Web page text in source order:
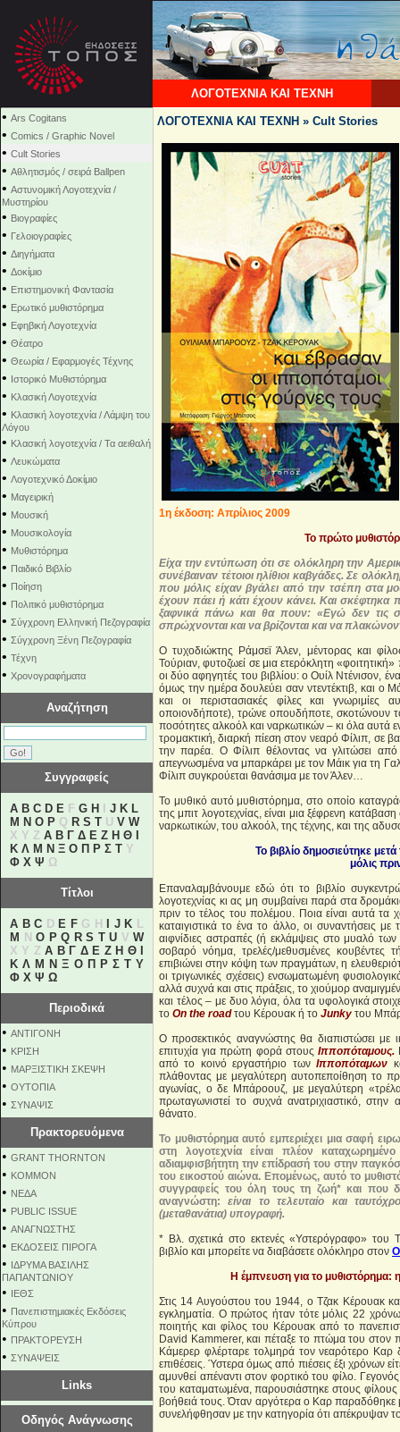
ΛΟΓΟΤΕΧΝΙΑ ΚΑΙ ΤΕΧΝΗ
• Ars Cogitans
• Comics / Graphic Novel
• Cult Stories
• Αθλητισμός / σειρά Ballpen
• Αστυνομική Λογοτεχνία /
Μυστηρίου
• Βιογραφίες
• Γελοιογραφίες
• Διηγήματα
• Δοκίμιο
• Επιστημονική Φαντασία
• Ερωτικό μυθιστόρημα
• Εφηβική Λογοτεχνία
• Θέατρο
• Θεωρία / Εφαρμογές Τέχνης
• Ιστορικό Μυθιστόρημα
• Κλασική Λογοτεχνία
• Κλασική λογοτεχνία / Λάμψη του
Λόγου
• Κλασική λογοτεχνία / Τα αειθαλή
• Λευκώματα
• Λογοτεχνικό Δοκίμιο
• Μαγειρική
• Μουσική
• Μουσικολογία
• Μυθιστόρημα
• Παιδικό Βιβλίο
• Ποίηση
• Πολιτικό μυθιστόρημα
• Σύγχρονη Ελληνική Πεζογραφία
• Σύγχρονη Ξένη Πεζογραφία
• Τέχνη
• Χρονογραφήματα
Αναζήτηση
Συγγραφείς
A B C D E F G H J K L
M N O P Q R S T U V W
X Y Z Α Β Γ Δ Ε Ζ Η Θ
Κ Λ Μ Ν Ξ Ο Π Ρ Σ Τ Υ
Φ Χ Ψ Ω
Τίτλοι
A B C D E FG H J K L
M
N O P Q R S T U V W
X Y ZΑ Β Γ Δ Ε Ζ Η Θ
Κ Λ Μ Ν Ξ Ο Π Ρ Σ Τ Υ
Φ Χ Ψ Ω
Περιοδικά
• ΑΝΤΙΓΟΝΗ
• ΚΡΙΣΗ
• ΜΑΡΞΙΣΤΙΚΗ ΣΚΕΨΗ
• ΟΥΤΟΠΙΑ
• ΣΥΝΑΨΙΣ
Πρακτορευόμενα
• GRANT THORNTON
• KOMMON
• NEΔΑ
• PUBLIC ISSUE
• ΑΝΑΓΝΩΣΤΗΣ
• ΕΚΔΟΣΕΙΣ ΠΙΡΟΓΑ
• ΙΔΡΥΜΑ ΒΑΣΙΛΗΣ
ΠΑΠΑΝΤΩΝΙΟΥ
• ΙΕΘΣ
• Πανεπιστημιακές Εκδόσεις
Κύπρου
• ΠΡΑΚΤΟΡΕΥΣΗ
• ΣΥΝΑΨΕΙΣ
Links
Οδηγός Ανάγνωσης
ΛΟΓΟΤΕΧΝΙΑ ΚΑΙ ΤΕΧΝΗ » Cult Stories
1η έκδοση: Απρίλιος 2009
Το πρώτο
Είχα την εντύπωση ότι σε ολόκληρη την
συνέβαιναν τέτοιοι ηλίθιοι καβγάδες. Σε
που μόλις είχαν βγάλει από την τσέπη στα
έχουν πάει ή κάτι έχουν κάνει. Και σκέφτηκα
ξαφνικά πάνω και θα πουν: «Εγώ δεν τις
σπρώχνονται και να βρίζονται και να
Ο τυχοδιώκτης Ράμσεϊ Άλεν, μέντορας και
Τούριαν, φυτοζωεί σε μια ετερόκλητη
οι δύο αφηγητές του βιβλίου: ο Ουίλ Ντένισον,
όμως την ημέρα δουλεύει σαν ντεντέκτιβ, και ο
και οι περιστασιακές φίλες και
οποιονδήποτε), τρώνε οπουδήποτε, σκοτώνουν
ποσότητες αλκοόλ και ναρκωτικών – κι όλα
τρομακτική, διαρκή πίεση στον νεαρό Φίλιπ, σε
την παρέα. Ο Φίλιπ θέλοντας να γλιτώσει
απεγνωσμένα να μπαρκάρει με τον Μάικ για τη
Φίλιπ συγκρούεται θανάσιμα με τον Άλεν…
Το μυθικό αυτό μυθιστόρημα, στο οποίο
της μπιτ λογοτεχνίας, είναι μια ξέφρενη
ναρκωτικών, του αλκοόλ, της τέχνης, και της
Το βιβλίο δημοσιεύτηκε
μόλις
Επαναλαμβάνουμε εδώ ότι το βιβλίο
λογοτεχνίας κι ας μη συμβαίνει παρά στα
πριν το τέλος του πολέμου. Ποια είναι αυτά τα
καταιγιστικά το ένα το άλλο, οι συναντήσεις
αιφνίδιες αστραπές (ή εκλάμψεις στο μυαλό
σοβαρό νόημα, τρελές/μεθυσμένες
επιβιώνει στην κόψη των πραγμάτων, η
οι τριγωνικές σχέσεις) ενσωματωμένη
αλλά συχνά και στις πράξεις, το χιούμορ
και τέλος – με δυο λόγια, όλα τα υφολογικά
το On the roadτου Κέρουακ ή το Junky του
Ο προσεκτικός αναγνώστης θα διαπιστώσει με
επιτυχία για πρώτη φορά στουςΙπποπόταμους.
από το κοινό εργαστήριο τωνΙπποπόταμων
πλάθοντας με μεγαλύτερη αυτοπεποίθηση το
αγωνίας, ο δε Μπάροουζ, με μεγαλύτερη
πρωταγωνιστεί το συχνά ανατριχιαστικό,
θάνατο.
Το μυθιστόρημα αυτό εμπεριέχει μια σαφή
στη λογοτεχνία είναι πλέον
αδιαμφισβήτητη την επίδρασή του στην
του εικοστού αιώνα. Επομένως, αυτό το
συγγραφείς του όλη τους τη ζωή* και που
αναγνώστη:είναι το τελευταίο και
(μεταθανάτια) υπογραφή.
* Βλ. σχετικά στο εκτενές «Υστερόγραφο» του
βιβλίο και μπορείτε να διαβάσετε ολόκληρο στον
Η έμπνευση για το μυθιστόρημα:
Στις 14 Αυγούστου του 1944, ο Τζακ Κέρουακ
εγκληματία. Ο πρώτος ήταν τότε μόλις 22
ποιητής και φίλος του Κέρουακ από το
David Kammerer, και πέταξε το πτώμα του στον
Κάμερερ φλέρταρε τολμηρά τον νεαρότερο Καρ
επιθέσεις. Ύστερα όμως από πιέσεις έξι χρόνων
αμυνθεί απέναντι στον φορτικό του φίλο.
του καταματωμένα, παρουσιάστηκε στους
βοήθειά τους. Όταν αργότερα ο Καρ
συνελήφθησαν με την κατηγορία ότι απέκρυψαν